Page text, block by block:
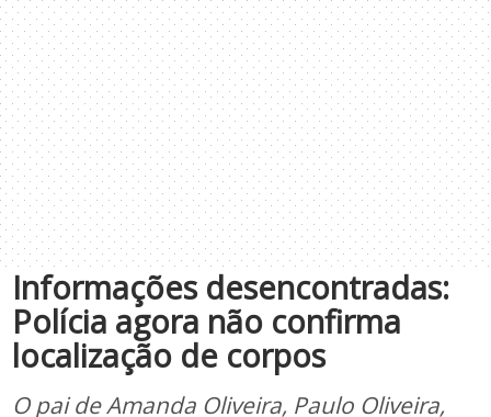
Informações desencontradas:
Polícia agora não confirma
localização de corpos
O pai de Amanda Oliveira, Paulo Oliveira,